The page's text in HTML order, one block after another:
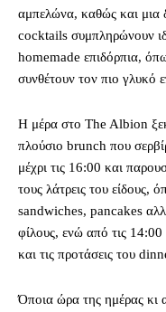
αμπελώνα, καθώς και μια
cocktails συμπληρώνουν
homemade επιδόρπια,
συνθέτουν τον πιο γλυκό
H μέρα στο The Albion
πλούσιο brunch που
μέχρι τις 16:00 και
τους λάτρεις του είδους,
sandwiches, pancakes
φίλους, ενώ από τις 14:00
και τις προτάσεις του
Όποια ώρα της ημέρας κι